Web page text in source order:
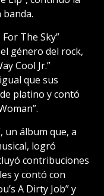
The Sky”
género del rock,
Cool Jr.”
que sus
platino y contó
un álbum que, a
logró
contribuciones
y contó con
A Dirty Job” y